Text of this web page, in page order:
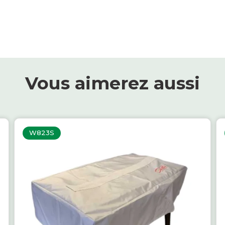
Vous aimerez aussi
W823S